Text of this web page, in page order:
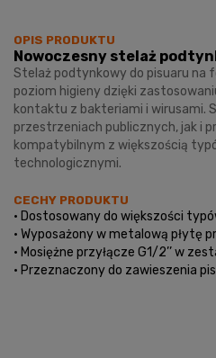
OPIS PRODUKTU
Nowoczesny stelaż
Stelaż podtynkowy do pisuaru na
poziom higieny dzięki
kontaktu z bakteriami i wirusami.
przestrzeniach publicznych, jak i
kompatybilnym z większością
technologicznymi.
CECHY PRODUKTU
• Dostosowany do większości
• Wyposażony w metalową płytę
• Mosiężne przyłącze G1/2’’ w
• Przeznaczony do zawieszenia